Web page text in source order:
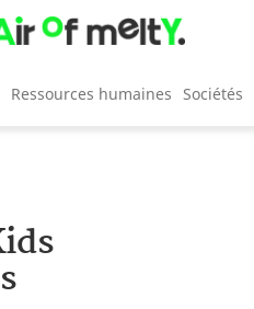
Ressources humaines Sociétés